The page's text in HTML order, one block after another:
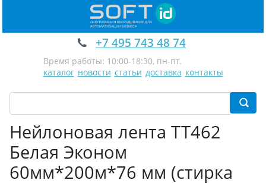
+7 495 743 48 74
Время работы: 10:00-18:30, пн-пт.
каталог новости статьи доставка контакты
Нейлоновая лента TT462
Белая Эконом
60мм*200м*76 мм (стирка